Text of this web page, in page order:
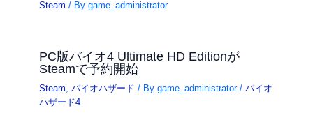
Steam / Bygame_administrator
PC版バイオ4 Ultimate HD Editionが
Steamで予約開始
Steam,バイオハザード / Bygame_administrator/バイオ
ハザード4